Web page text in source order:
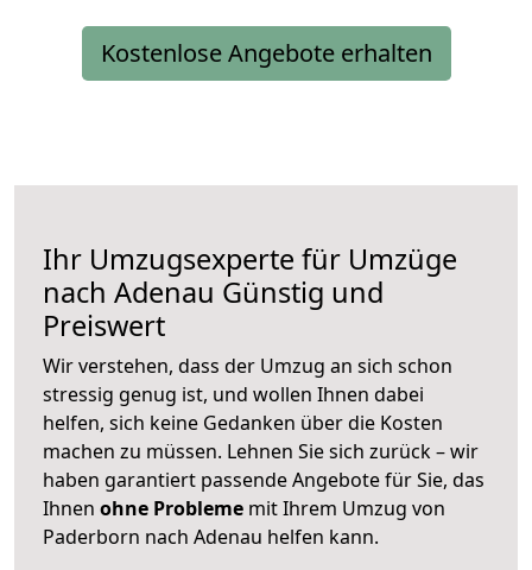
Kostenlose Angebote erhalten
Ihr Umzugsexperte für Umzüge
nach Adenau Günstig und
Preiswert
Wir verstehen, dass der Umzug an sich schon
stressig genug ist, und wollen Ihnen dabei
helfen, sich keine Gedanken über die Kosten
machen zu müssen. Lehnen Sie sich zurück – wir
haben garantiert passende Angebote für Sie, das
Ihnen ohne Probleme mit Ihrem Umzug von
Paderborn nach Adenau helfen kann.